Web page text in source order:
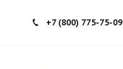
+7 (800) 775-75-09